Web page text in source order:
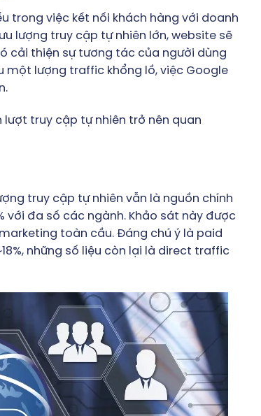
trong việc kết nối khách hàng với doanh
lượng truy cập tự nhiên lớn, website sẽ
cải thiện sự tương tác của người dùng
một lượng traffic khổng lồ, việc Google
lượt truy cập tự nhiên trở nên quan
truy cập tự nhiên vẫn là nguồn chính
với đa số các ngành. Khảo sát này được
toàn cầu. Đáng chú ý là paid
những số liệu còn lại là direct traffic